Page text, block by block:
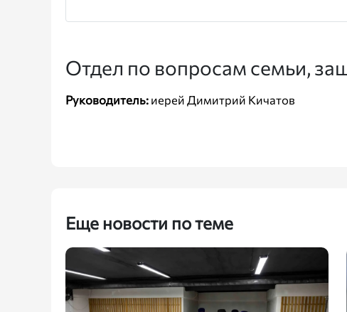
Отдел по вопросам семьи,
Руководитель: иерей Димитрий Кичатов
Еще новости по теме